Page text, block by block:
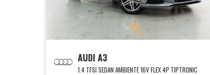
AUDI A3
1.4 TFSI SEDAN AMBIENTE 16V FLEX 4P TIPTRONIC